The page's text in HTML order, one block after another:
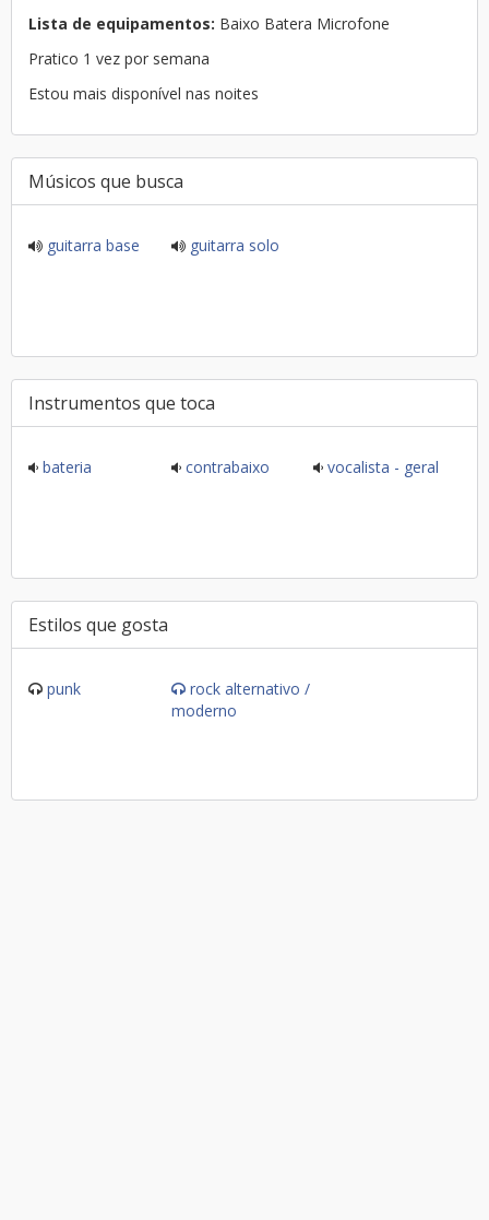
Lista de equipamentos: Baixo Batera Microfone
Pratico 1 vez por semana
Estou mais disponível nas noites
Músicos que busca
guitarra base guitarra solo
Instrumentos que toca
bateria contrabaixo vocalista - geral
Estilos que gosta
punk
rock alternativo /
moderno